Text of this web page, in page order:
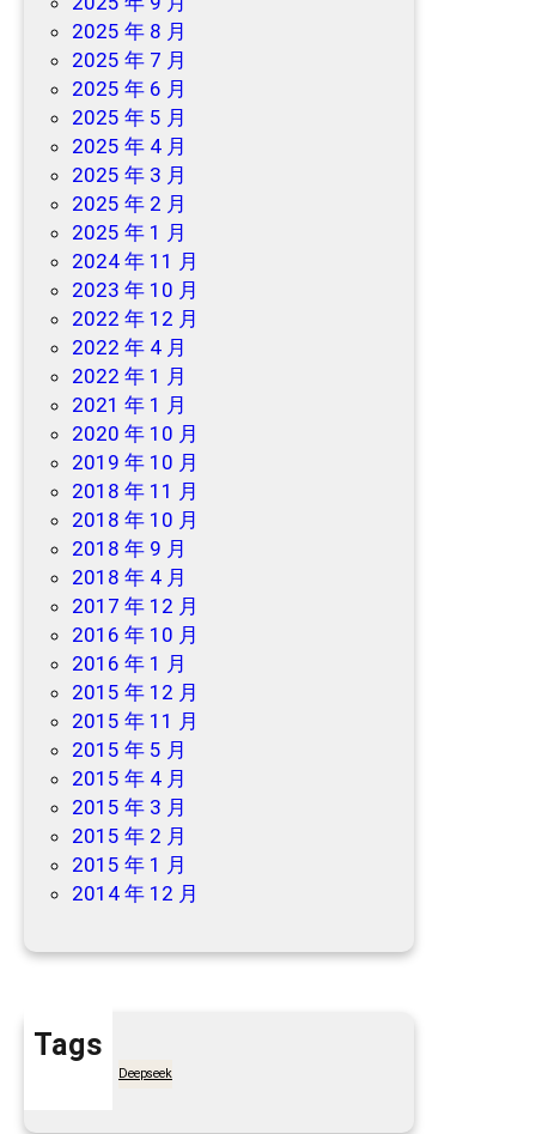
2025 年 8 月
2025 年 7 月
2025 年 6 月
2025 年 5 月
2025 年 4 月
2025 年 3 月
2025 年 2 月
2025 年 1 月
2024 年 11 月
2023 年 10 月
2022 年 12 月
2022 年 4 月
2022 年 1 月
2021 年 1 月
2020 年 10 月
2019 年 10 月
2018 年 11 月
2018 年 10 月
2018 年 9 月
2018 年 4 月
2017 年 12 月
2016 年 10 月
2016 年 1 月
2015 年 12 月
2015 年 11 月
2015 年 5 月
2015 年 4 月
2015 年 3 月
2015 年 2 月
2015 年 1 月
2014 年 12 月
Tags
Deepseek